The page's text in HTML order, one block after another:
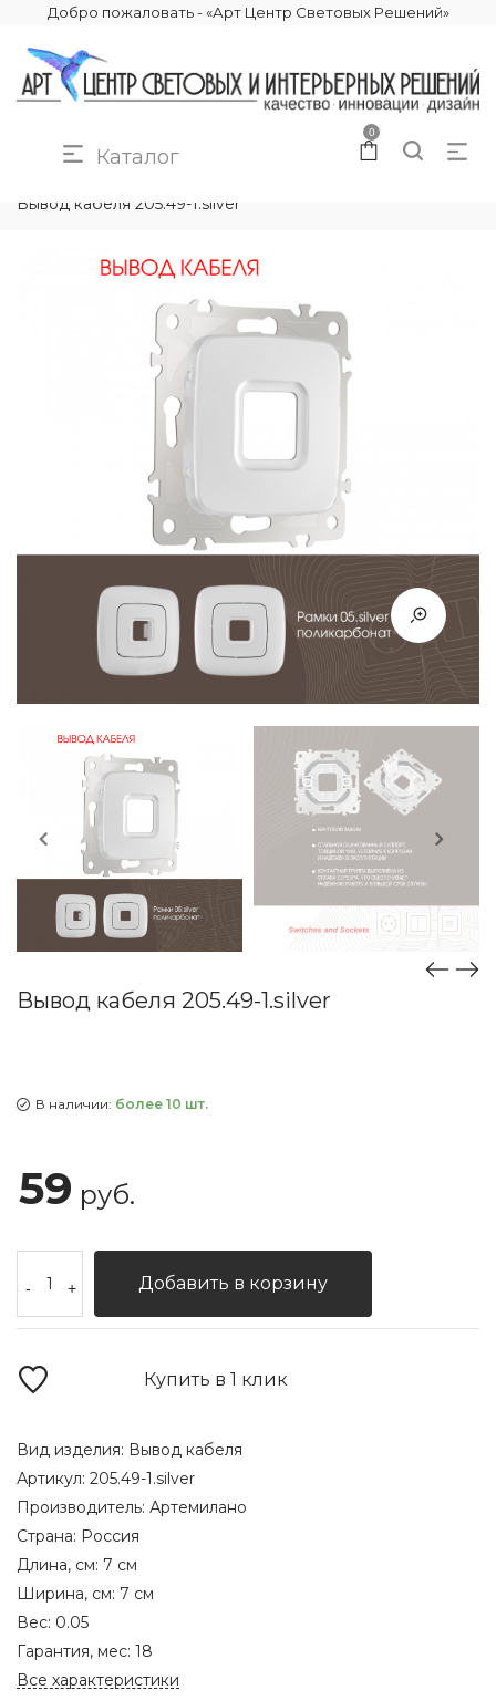
Добро пожаловать - «Арт Центр Световых Решений»
Каталог
0
Вывод кабеля 205.49-1.silver
Вывод кабеля 205.49-1.silver
В наличии: более 10 шт.
59 руб.
- + Добавить в корзину
Купить в 1 клик
Вид изделия: Вывод кабеля
Артикул: 205.49-1.silver
Производитель: Артемилано
Страна: Россия
Длина, см: 7 см
Ширина, см: 7 см
Вес: 0.05
Гарантия, мес: 18
Все характеристики